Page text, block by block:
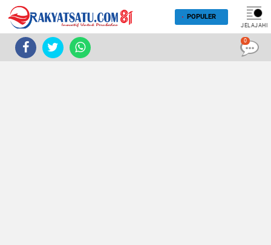
POPULER
JELAJAHI
0